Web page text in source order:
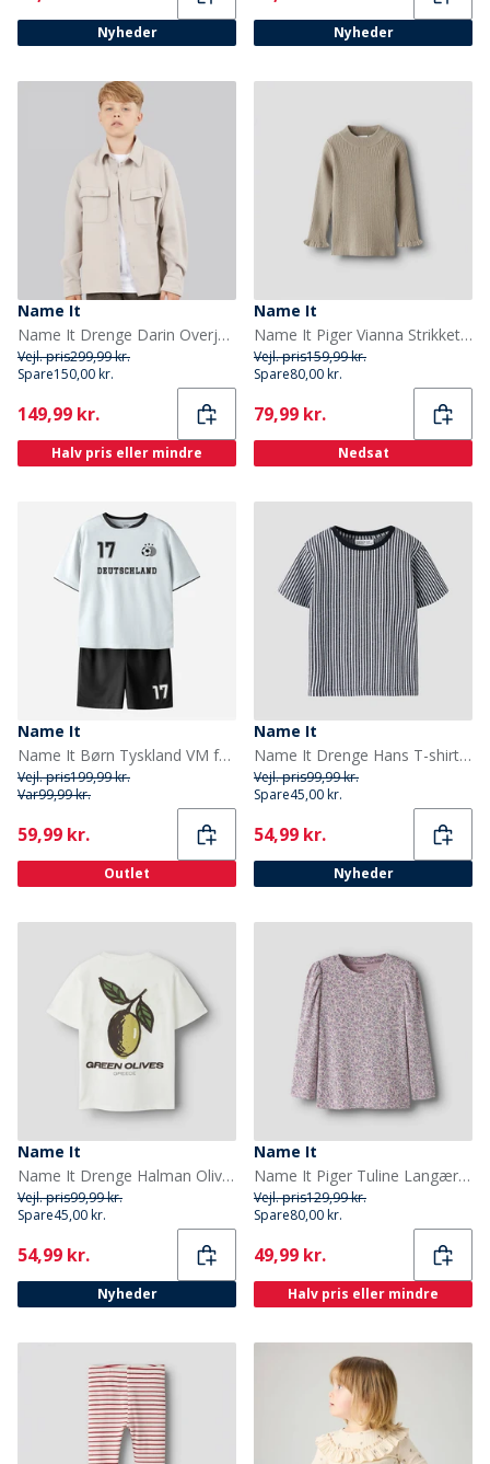
Nyheder Nyheder
Name It
Name It Drenge Darin Overjakke Chateau Gray
Vejl. pris299,99 kr.
Spare150,00 kr.
Current
149,99 kr.
Halv pris eller mindre
Name It
Name It Piger Vianna Strikket Top Island Fossil
Vejl. pris159,99 kr.
Spare80,00 kr.
Current
79,99 kr.
Nedsat
Name It
Name It Børn Tyskland VM fodbold Sæt Bright White Germany
Vejl. pris199,99 kr.
Var99,99 kr.
Current
59,99 kr.
Outlet
Name It
Name It Drenge Hans T-shirt Salute
Vejl. pris99,99 kr.
Spare45,00 kr.
Current
54,99 kr.
Nyheder
Name It
Name It Drenge Halman Olivengrøn T Shirt Cloud Dancer/Olive
Vejl. pris99,99 kr.
Spare45,00 kr.
Current
54,99 kr.
Nyheder
Name It
Name It Piger Tuline Langærmet Bluse Dawn Pink
Vejl. pris129,99 kr.
Spare80,00 kr.
Current
49,99 kr.
Halv pris eller mindre